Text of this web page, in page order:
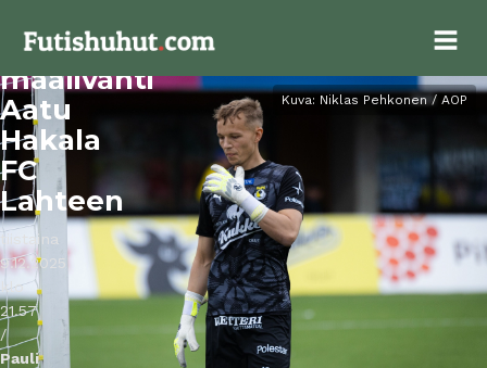
Kuva: Niklas Pehkonen / AOP
KuPS-
maalivahti
Aatu
Hakala
FC
Lahteen
tiistaina
9.12.2025
klo
21.57
/
Pauli